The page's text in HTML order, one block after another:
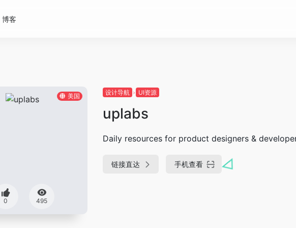
博客
美国
0 495
设计导航 UI资源
uplabs
Daily resources for product designers &
链接直达 手机查看